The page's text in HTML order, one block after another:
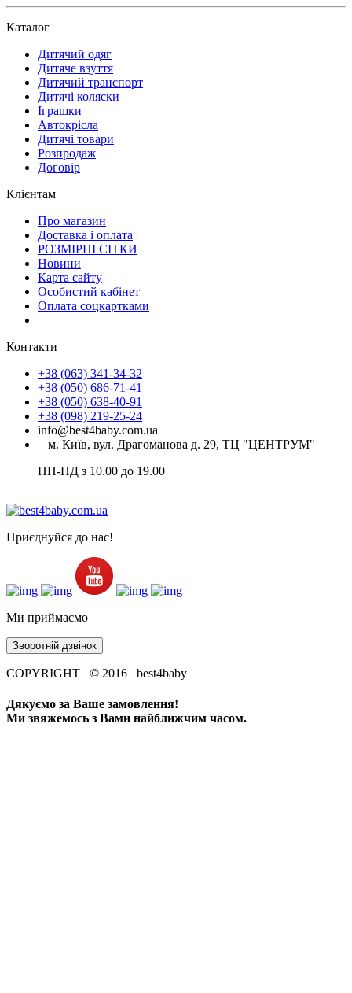
Каталог
Дитячий одяг
Дитяче взуття
Дитячий транспорт
Дитячі коляски
Іграшки
Автокрісла
Дитячі товари
Розпродаж
Договір
Клієнтам
Про магазин
Доставка і оплата
РОЗМІРНІ СІТКИ
Новини
Карта сайту
Особистий кабінет
Оплата соцкартками
Контакти
+38 (063) 341-34-32
+38 (050) 686-71-41
+38 (050) 638-40-91
+38 (098) 219-25-24
info@best4baby.com.ua
м. Київ, вул. Драгоманова д. 29, ТЦ "ЦЕНТРУМ"
ПН-НД з 10.00 до 19.00
Приєднуйся до нас!
Ми приймаємо
Зворотній дзвінок
COPYRIGHT © 2016 best4baby
Дякуємо за Ваше замовлення!
Ми звяжемось з Вами найближчим часом.